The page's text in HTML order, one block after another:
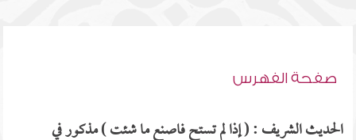
صفحة الفهرس
الحديث الشريف : ( إذا لم تستح فاصنع ما شئت ) مذكور في